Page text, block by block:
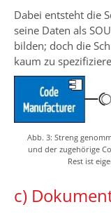
Dabei entsteht die
seine Daten als
bilden; doch die
kaum zu
Abb. 3: Streng
und der zugehörige
Rest ist
c)